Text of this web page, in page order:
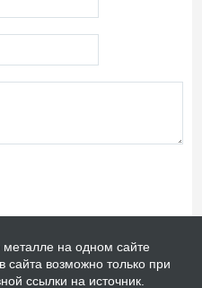
на одном сайте
сайта возможно только при
ссылки на источник.